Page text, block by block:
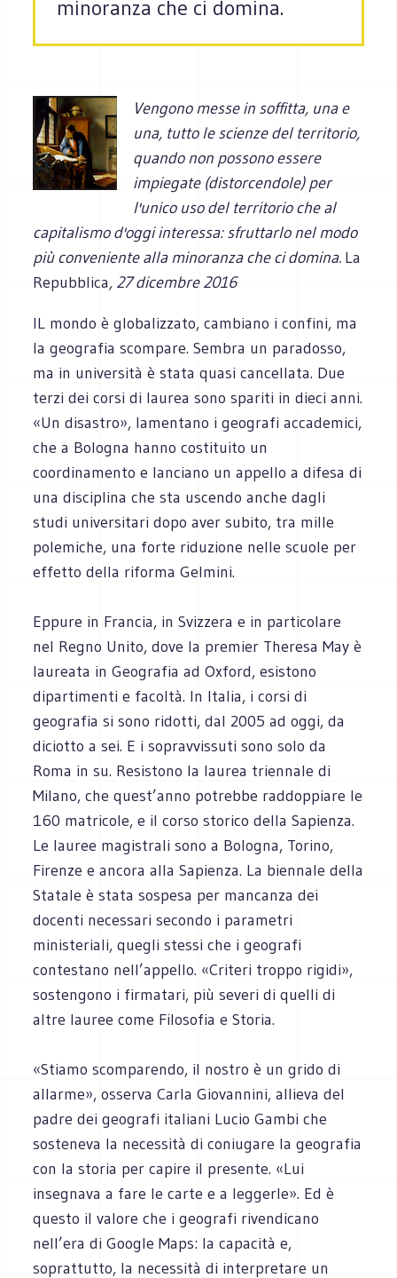
minoranza che ci domina.
Vengono messe in soffitta, una e
una, tutto le scienze del territorio,
quando non possono essere
impiegate (distorcendole) per
l'unico uso del territorio che al
capitalismo d'oggi interessa: sfruttarlo nel modo
più conveniente alla minoranza che ci domina. La
Repubblica, 27 dicembre 2016
IL mondo è globalizzato, cambiano i confini, ma
la geografia scompare. Sembra un paradosso,
ma in università è stata quasi cancellata. Due
terzi dei corsi di laurea sono spariti in dieci anni.
«Un disastro», lamentano i geografi accademici,
che a Bologna hanno costituito un
coordinamento e lanciano un appello a difesa di
una disciplina che sta uscendo anche dagli
studi universitari dopo aver subito, tra mille
polemiche, una forte riduzione nelle scuole per
effetto della riforma Gelmini.
Eppure in Francia, in Svizzera e in particolare
nel Regno Unito, dove la premier Theresa May è
laureata in Geografia ad Oxford, esistono
dipartimenti e facoltà. In Italia, i corsi di
geografia si sono ridotti, dal 2005 ad oggi, da
diciotto a sei. E i sopravvissuti sono solo da
Roma in su. Resistono la laurea triennale di
Milano, che quest’anno potrebbe raddoppiare le
160 matricole, e il corso storico della Sapienza.
Le lauree magistrali sono a Bologna, Torino,
Firenze e ancora alla Sapienza. La biennale della
Statale è stata sospesa per mancanza dei
docenti necessari secondo i parametri
ministeriali, quegli stessi che i geografi
contestano nell’appello. «Criteri troppo rigidi»,
sostengono i firmatari, più severi di quelli di
altre lauree come Filosofia e Storia.
«Stiamo scomparendo, il nostro è un grido di
allarme», osserva Carla Giovannini, allieva del
padre dei geografi italiani Lucio Gambi che
sosteneva la necessità di coniugare la geografia
con la storia per capire il presente. «Lui
insegnava a fare le carte e a leggerle». Ed è
questo il valore che i geografi rivendicano
nell’era di Google Maps: la capacità e,
soprattutto, la necessità di interpretare un